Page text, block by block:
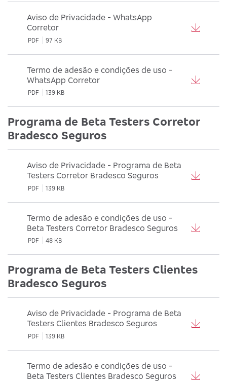
Aviso de Privacidade - WhatsApp
Corretor
PDF 97 KB
Termo de adesão e condições de uso -
WhatsApp Corretor
PDF 139 KB
Programa de Beta Testers Corretor
Bradesco Seguros
Aviso de Privacidade - Programa de Beta
Testers Corretor Bradesco Seguros
PDF 139 KB
Termo de adesão e condições de uso -
Beta Testers Corretor Bradesco Seguros
PDF 48 KB
Programa de Beta Testers Clientes
Bradesco Seguros
Aviso de Privacidade - Programa de Beta
Testers Clientes Bradesco Seguros
PDF 139 KB
Termo de adesão e condições de uso -
Beta Testers Clientes Bradesco Seguros